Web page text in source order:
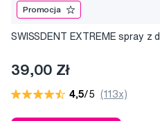
Promocja
SWISSDENT EXTREME spray z
39,00 Zł
4,5/5 (113x)